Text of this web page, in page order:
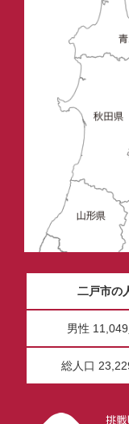
二戸市の
男性 11,049
総人口